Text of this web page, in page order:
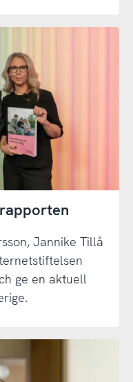
Jannike Tillå
ge en aktuell